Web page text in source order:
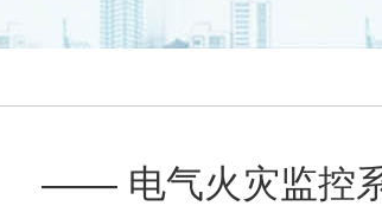
—— 电气火灾监控